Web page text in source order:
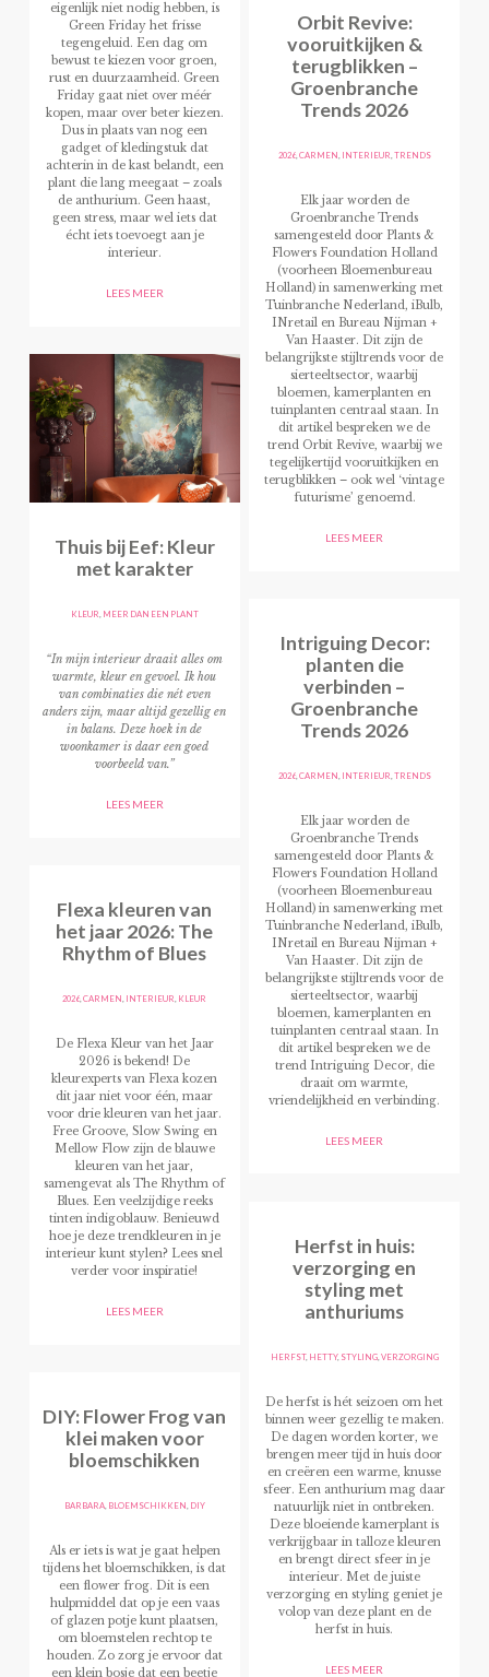
eigenlijk niet nodig hebben, is
Green Friday het frisse
tegengeluid. Een dag om
bewust te kiezen voor groen,
rust en duurzaamheid. Green
Friday gaat niet over méér
kopen, maar over beter kiezen.
Dus in plaats van nog een
gadget of kledingstuk dat
achterin in de kast belandt, een
plant die lang meegaat – zoals
de anthurium. Geen haast,
geen stress, maar wel iets dat
écht iets toevoegt aan je
interieur.
LEES MEER
Thuis bij Eef: Kleur
met karakter
KLEUR, MEER DAN EEN PLANT
“In mijn interieur draait alles om
warmte, kleur en gevoel. Ik hou
van combinaties die nét even
anders zijn, maar altijd gezellig en
in balans. Deze hoek in de
woonkamer is daar een goed
voorbeeld van.”
LEES MEER
Flexa kleuren van
het jaar 2026: The
Rhythm of Blues
2026,CARMEN, INTERIEUR, KLEUR
De Flexa Kleur van het Jaar
2026 is bekend! De
kleurexperts van Flexa kozen
dit jaar niet voor één, maar
voor drie kleuren van het jaar.
Free Groove, Slow Swing en
Mellow Flow zijn de blauwe
kleuren van het jaar,
samengevat als The Rhythm of
Blues. Een veelzijdige reeks
tinten indigoblauw. Benieuwd
hoe je deze trendkleuren in je
interieur kunt stylen? Lees snel
verder voor inspiratie!
LEES MEER
DIY: Flower Frog van
klei maken voor
bloemschikken
BARBARA, BLOEMSCHIKKEN DIY
Als er iets is wat je gaat helpen
tijdens het bloemschikken, is dat
een flower frog. Dit is een
hulpmiddel dat op je een vaas
of glazen potje kunt plaatsen,
om bloemstelen rechtop te
houden. Zo zorg je ervoor dat
een klein bosje dat een beetje
Orbit Revive:
vooruitkijken &
terugblikken –
Groenbranche
Trends 2026
2026,CARMEN, INTERIEUR,TRENDS
Elk jaar worden de
Groenbranche Trends
samengesteld door Plants &
Flowers Foundation Holland
(voorheen Bloemenbureau
Holland) in samenwerking met
Tuinbranche Nederland, iBulb,
INretail en Bureau Nijman +
Van Haaster. Dit zijn de
belangrijkste stijltrends voor de
sierteeltsector, waarbij
bloemen, kamerplanten en
tuinplanten centraal staan. In
dit artikel bespreken we de
trend Orbit Revive, waarbij we
tegelijkertijd vooruitkijken en
terugblikken – ook wel ‘vintage
futurisme’ genoemd.
LEES MEER
Intriguing Decor:
planten die
verbinden –
Groenbranche
Trends 2026
2026,CARMEN, INTERIEUR,TRENDS
Elk jaar worden de
Groenbranche Trends
samengesteld door Plants &
Flowers Foundation Holland
(voorheen Bloemenbureau
Holland) in samenwerking met
Tuinbranche Nederland, iBulb,
INretail en Bureau Nijman +
Van Haaster. Dit zijn de
belangrijkste stijltrends voor de
sierteeltsector, waarbij
bloemen, kamerplanten en
tuinplanten centraal staan. In
dit artikel bespreken we de
trend Intriguing Decor, die
draait om warmte,
vriendelijkheid en verbinding.
LEES MEER
Herfst in huis:
verzorging en
styling met
anthuriums
HERFST, HETTY, STYLING, VERZORGING
De herfst is hét seizoen om het
binnen weer gezellig te maken.
De dagen worden korter, we
brengen meer tijd in huis door
en creëren een warme, knusse
sfeer. Een anthurium mag daar
natuurlijk niet in ontbreken.
Deze bloeiende kamerplant is
verkrijgbaar in talloze kleuren
en brengt direct sfeer in je
interieur. Met de juiste
verzorging en styling geniet je
volop van deze plant en de
herfst in huis.
LEES MEER